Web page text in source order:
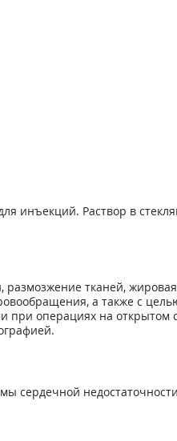
инъекций. Раствор в
тканей,
а также с
операциях на открытом